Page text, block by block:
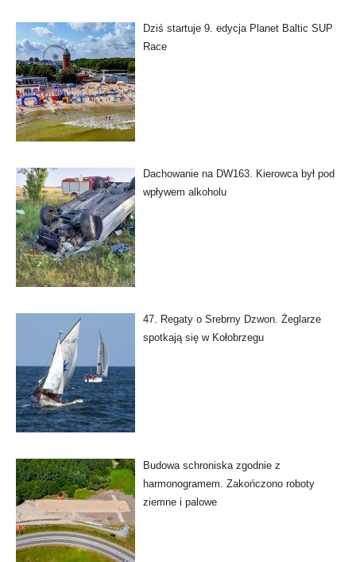
Dziś startuje 9. edycja Planet Baltic SUP
Race
Dachowanie na DW163. Kierowca był pod
wpływem alkoholu
47. Regaty o Srebrny Dzwon. Żeglarze
spotkają się w Kołobrzegu
Budowa schroniska zgodnie z
harmonogramem. Zakończono roboty
ziemne i palowe